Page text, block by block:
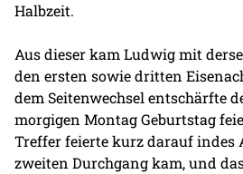
Halbzeit.
Aus dieser kam Ludwig mit
den ersten sowie dritten
dem Seitenwechsel entschärfte
morgigen Montag Geburtstag
Treffer feierte kurz darauf indes
zweiten Durchgang kam, und